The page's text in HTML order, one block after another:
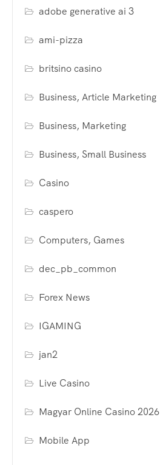
adobe generative ai 3
ami-pizza
britsino casino
Business, Article Marketing
Business, Marketing
Business, Small Business
Casino
caspero
Computers, Games
dec_pb_common
Forex News
IGAMING
jan2
Live Casino
Magyar Online Casino 2026
Mobile App